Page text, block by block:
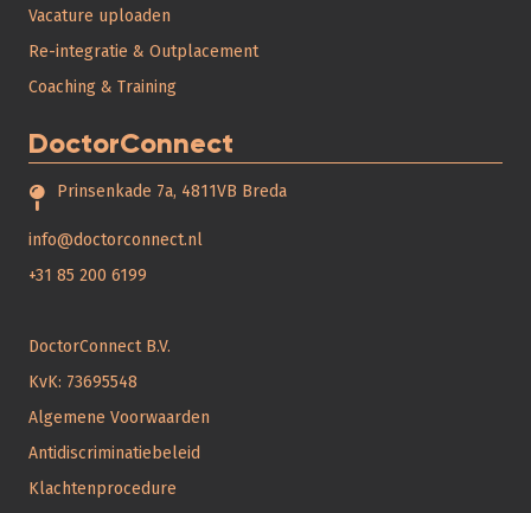
Vacature uploaden
Re-integratie & Outplacement
Coaching & Training
DoctorConnect
Prinsenkade 7a, 4811VB Breda
info@doctorconnect.nl
+31 85 200 6199
DoctorConnect B.V.
KvK: 73695548
Algemene Voorwaarden
Antidiscriminatiebeleid
Klachtenprocedure